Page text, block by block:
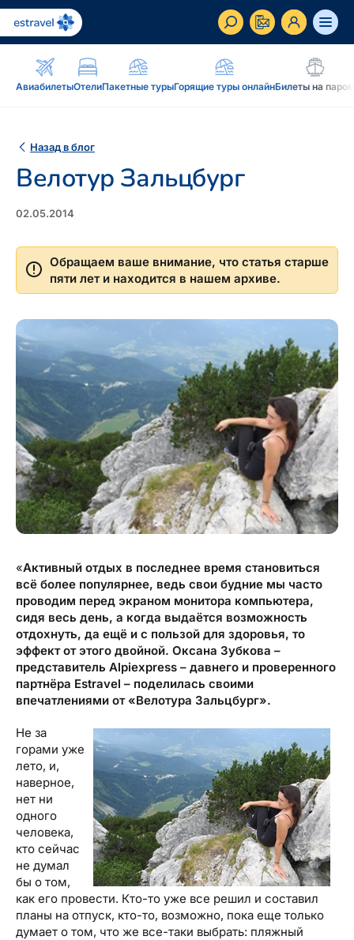
АвиабилетыОтелиПакетные турыГорящие туры онлайнБилеты на
RU EN
преимущества, услуги...
Вдохновение и блог
Блог, подкасты, журнал Traveller, новостная
Блог
Подкаст
Туристический журнал Traveller
Дополнение к путешествию
Рассрочка, подарочная карточка Estravel,
Рассрочка
Подарочная карта Estravel
Reisikaubad.ee
Airalo eSIM
Постоянному клиенту
Бонусные пункты, Золотая карточка, Platinum
Club...
Золотая карточка
Platinum Club
Бонусные пункты
О нас
О компании, контакты, наши консультанты,
новости...
О компании
Контакты
Приходите на работу
Новости
Назад в блог
Велотур Зальцбург
02.05.2014
Обращаем ваше внимание, что статья старше
пяти лет и находится в нашем архиве.
«Активный отдых в последнее время становиться
всё более популярнее, ведь свои будние мы часто
проводим перед экраном монитора компьютера,
сидя весь день, а когда выдаётся возможность
отдохнуть, да ещё и с пользой для здоровья, то
эффект от этого двойной. Оксана Зубкова –
представитель Alpiexpress – давнего и проверенного
партнёра Estravel – поделилась своими
впечатлениями от «Велотура Зальцбург».
Не за
горами уже
лето, и,
наверное,
нет ни
одного
человека,
кто сейчас
не думал
бы о том,
как его провести. Кто-то уже все решил и составил
планы на отпуск, кто-то, возможно, пока еще только
думает о том, что же все-таки выбрать: пляжный